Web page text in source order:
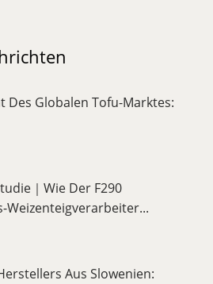
Des Globalen Tofu-Marktes:
｜Wie Der F290
Weizenteigverarbeiter...
Aus Slowenien: